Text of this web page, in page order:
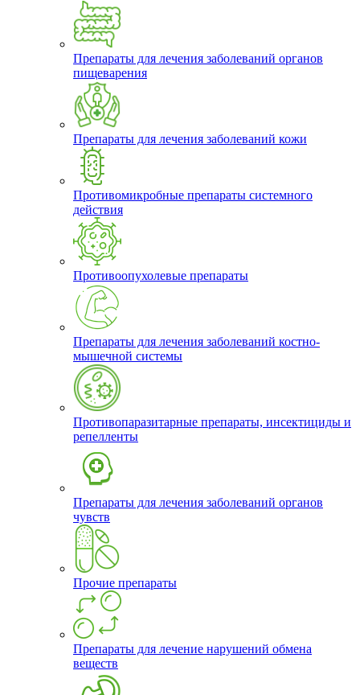
Препараты для лечения заболеваний органов
пищеварения
Препараты для лечения заболеваний кожи
Противомикробные препараты системного
действия
Противоопухолевые препараты
Препараты для лечения заболеваний костно-
мышечной системы
Противопаразитарные препараты, инсектициды и
репелленты
Препараты для лечения заболеваний органов
чувств
Прочие препараты
Препараты для лечение нарушений обмена
веществ